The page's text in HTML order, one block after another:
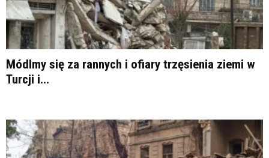
Módlmy się za rannych i ofiary trzęsienia ziemi w
Turcji i...